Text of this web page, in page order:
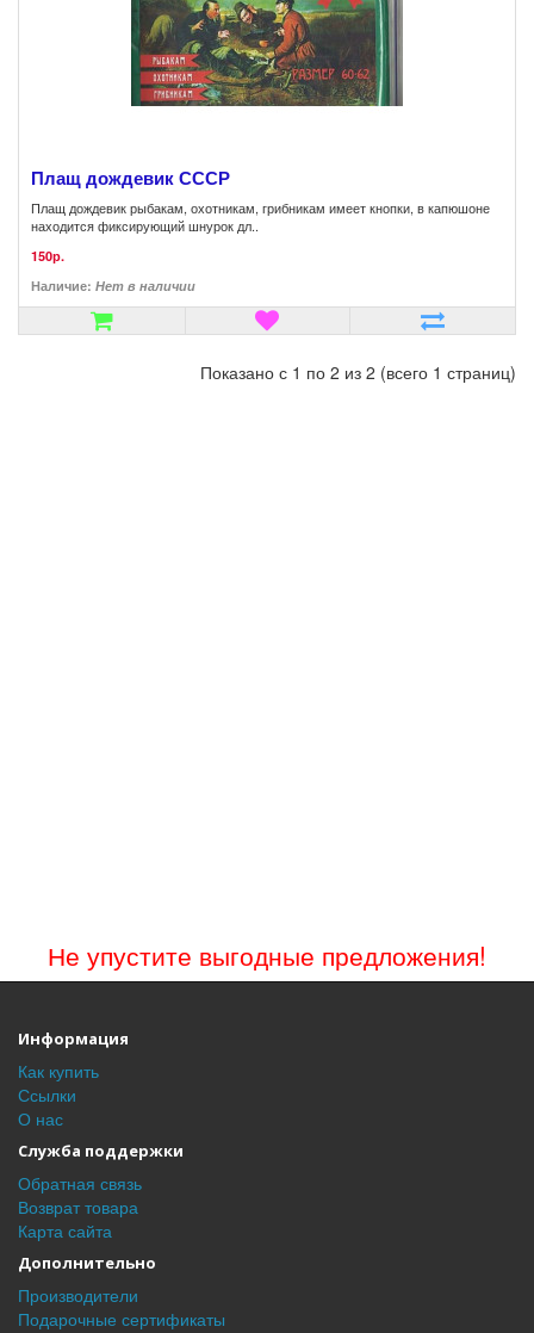
Плащ дождевик СССР
Плащ дождевик рыбакам, охотникам, грибникам имеет кнопки, в капюшоне
находится фиксирующий шнурок дл..
150р.
Наличие: Нет в наличии
Показано с 1 по 2 из 2 (всего 1 страниц)
Не упустите выгодные предложения!
Информация
Как купить
Ссылки
О нас
Служба поддержки
Обратная связь
Возврат товара
Карта сайта
Дополнительно
Производители
Подарочные сертификаты